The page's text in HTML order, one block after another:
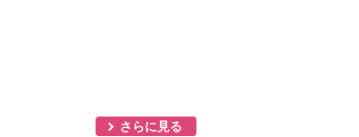
さらに見る